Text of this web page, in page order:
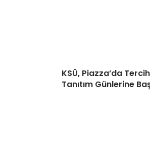
KSÜ, Piazza’da
Tanıtım Günlerine